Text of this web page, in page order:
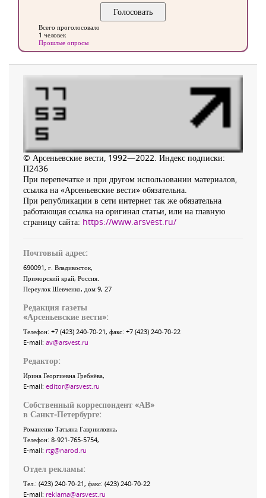
Всего проголосовало
1 человек
Прошлые опросы
© Арсеньевские вести, 1992—2022. Индекс подписки:
П2436
При перепечатке и при другом использовании материалов,
ссылка на «Арсеньевские вести» обязательна.
При републикации в сети интернет так же обязательна
работающая ссылка на оригинал статьи, или на главную
страницу сайта: https://www.arsvest.ru/
Почтовый адрес:
690091, г. Владивосток,
Приморский край, Россия
Переулок Шевченко, дом 9, 27
Редакция газеты
«Арсеньевские вести»:
Телефон: +7 (423) 240-70-21, факс: +7 (423) 240-70-22
E-mail: av@arsvest.ru
Редактор:
Ирина Георгиевна Гребнёва,
E-mail: editor@arsvest.ru
Собственный корреспондент «АВ»
в Санкт-Петербурге:
Романенко Татьяна Гаврииловна,
Телефон: 8-921-765-5754,
E-mail: rtg@narod.ru
Отдел рекламы:
Тел.: (423) 240-70-21, факс: (423) 240-70-22
E-mail: reklama@arsvest.ru